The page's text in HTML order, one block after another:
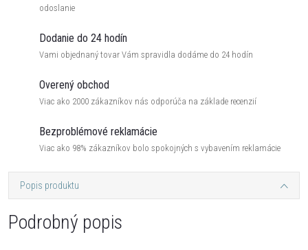
odoslanie
Dodanie do 24 hodín
Vami objednaný tovar Vám spravidla dodáme do 24 hodín
Overený obchod
Viac ako 2000 zákazníkov nás odporúča na základe recenzií
Bezproblémové reklamácie
Viac ako 98% zákazníkov bolo spokojných s vybavením reklamácie
Popis produktu
Podrobný popis